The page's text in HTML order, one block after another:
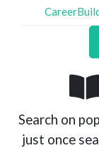
Search on
just once